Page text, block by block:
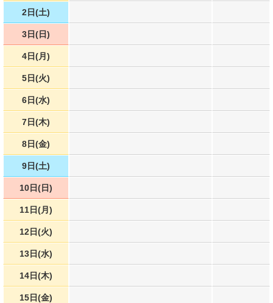
2日(土)
3日(日)
4日(月)
5日(火)
6日(水)
7日(木)
8日(金)
9日(土)
10日(日)
11日(月)
12日(火)
13日(水)
14日(木)
15日(金)